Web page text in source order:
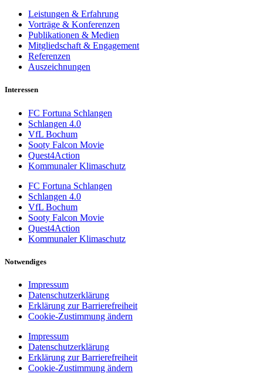
Leistungen & Erfahrung
Vorträge & Konferenzen
Publikationen & Medien
Mitgliedschaft & Engagement
Referenzen
Auszeichnungen
Interessen
FC Fortuna Schlangen
Schlangen 4.0
VfL Bochum
Sooty Falcon Movie
Quest4Action
Kommunaler Klimaschutz
FC Fortuna Schlangen
Schlangen 4.0
VfL Bochum
Sooty Falcon Movie
Quest4Action
Kommunaler Klimaschutz
Notwendiges
Impressum
Datenschutzerklärung
Erklärung zur Barrierefreiheit
Cookie-Zustimmung ändern
Impressum
Datenschutzerklärung
Erklärung zur Barrierefreiheit
Cookie-Zustimmung ändern